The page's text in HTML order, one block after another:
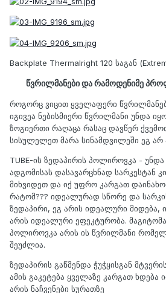
Backplate Thermalright 120 საგან
წვრილმანები და რამოდენიმე
როგორც ვიცით ყველაფერი
იგივეა ნებისმიერი წვრილმანი უნდა
ზოგიერთი რაღაცა რასაც დავწერ
სისულელეთ მარა სინამდვილეში ეგ
TUBE-ის ზედაპირის პოლიროვკა -
ადგომისას დასავარცხნად სარკესტან
მიხვიდეთ და იქ უფრო კარგათ
რატომ??? იდეალურად სწორე და
ზედაპირი, ეგ არის იდეალური მიდება,
არის იდეალური ეფეკტურობა.
პოლიროვკა არის ის წვრილმანი
შეუძლია.
ზედაპირის გაწმენდა ჭუჭყისგან
ამის გაკეტება ყველაზე კარგათ ხდება
არის ნაჩვენები სურათზე